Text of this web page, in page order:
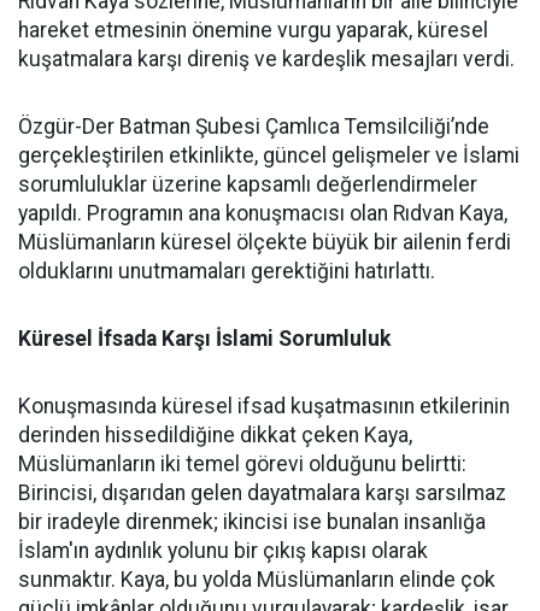
hareket etmesinin önemine vurgu yaparak, küresel
kuşatmalara karşı direniş ve kardeşlik mesajları verdi.
Özgür-Der Batman Şubesi Çamlıca Temsilciliği’nde
gerçekleştirilen etkinlikte, güncel gelişmeler ve İslami
sorumluluklar üzerine kapsamlı değerlendirmeler
yapıldı. Programın ana konuşmacısı olan Rıdvan Kaya,
Müslümanların küresel ölçekte büyük bir ailenin ferdi
olduklarını unutmamaları gerektiğini hatırlattı.
Küresel İfsada Karşı İslami Sorumluluk
Konuşmasında küresel ifsad kuşatmasının etkilerinin
derinden hissedildiğine dikkat çeken Kaya,
Müslümanların iki temel görevi olduğunu belirtti:
Birincisi, dışarıdan gelen dayatmalara karşı sarsılmaz
bir iradeyle direnmek; ikincisi ise bunalan insanlığa
İslam'ın aydınlık yolunu bir çıkış kapısı olarak
sunmaktır. Kaya, bu yolda Müslümanların elinde çok